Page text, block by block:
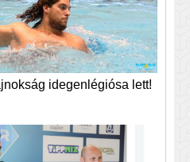
idegenlégiósa lett!